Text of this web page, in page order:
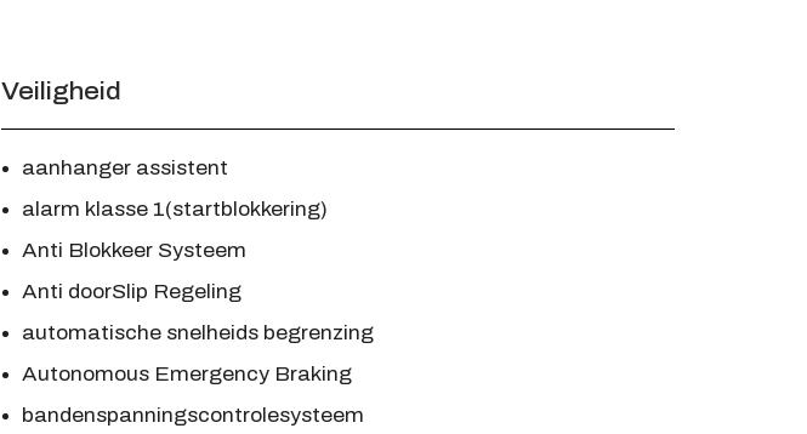
Veiligheid
aanhanger assistent
alarm klasse 1(startblokkering)
Anti Blokkeer Systeem
Anti doorSlip Regeling
automatische snelheids begrenzing
Autonomous Emergency Braking
bandenspanningscontrolesysteem